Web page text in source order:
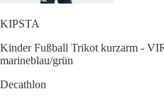
KIPSTA
Kinder Fußball Trikot kurzarm -
marineblau/grün
Decathlon